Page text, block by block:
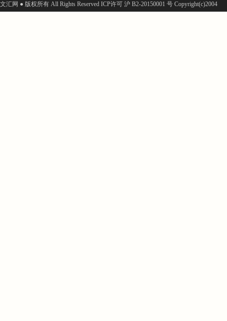
文汇网 ● 版权所有 All Rights Reserved ICP许可 沪 B2-20150001 号 Copyright(c)2004